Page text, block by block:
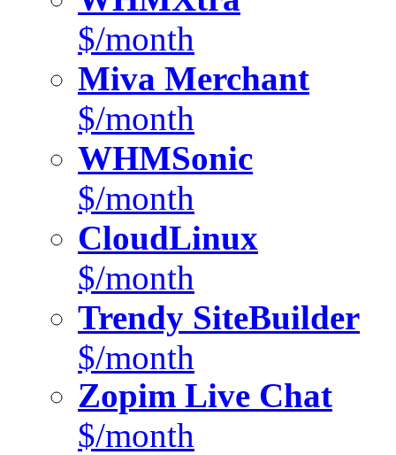
$/month
Miva Merchant
$/month
WHMSonic
$/month
CloudLinux
$/month
Trendy SiteBuilder
$/month
Zopim Live Chat
$/month